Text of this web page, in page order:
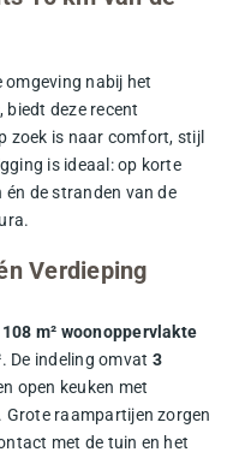
omgeving nabij het
deze recent
zoek is naar comfort, stijl
is ideaal: op korte
de stranden van de
Verdieping
108 m² woonoppervlakte
. De indeling omvat 3
open keuken met
Grote raampartijen zorgen
met de tuin en het